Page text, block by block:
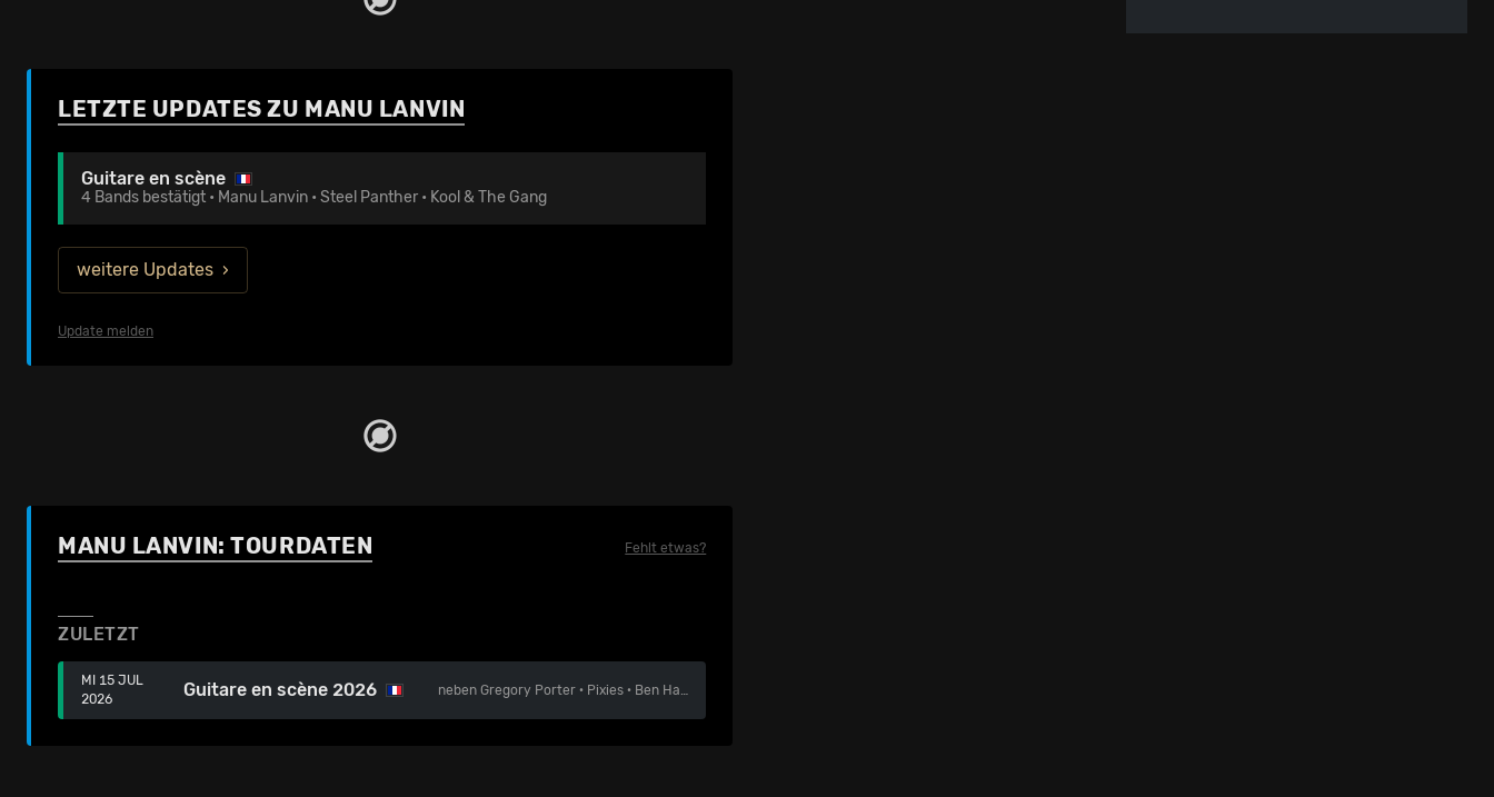
LETZTE UPDATES ZU MANU LANVIN
Guitare en scène
4 Bands bestätigt • Manu Lanvin • Steel Panther • Kool & The Gang
weitere Updates
Update melden
MANU LANVIN: TOURDATEN Fehlt etwas?
ZULETZT
MI 15 JUL
2026
Guitare en scène 2026 nebenGregory Porter · Pixies · Ben Harper & The Innocent Criminals